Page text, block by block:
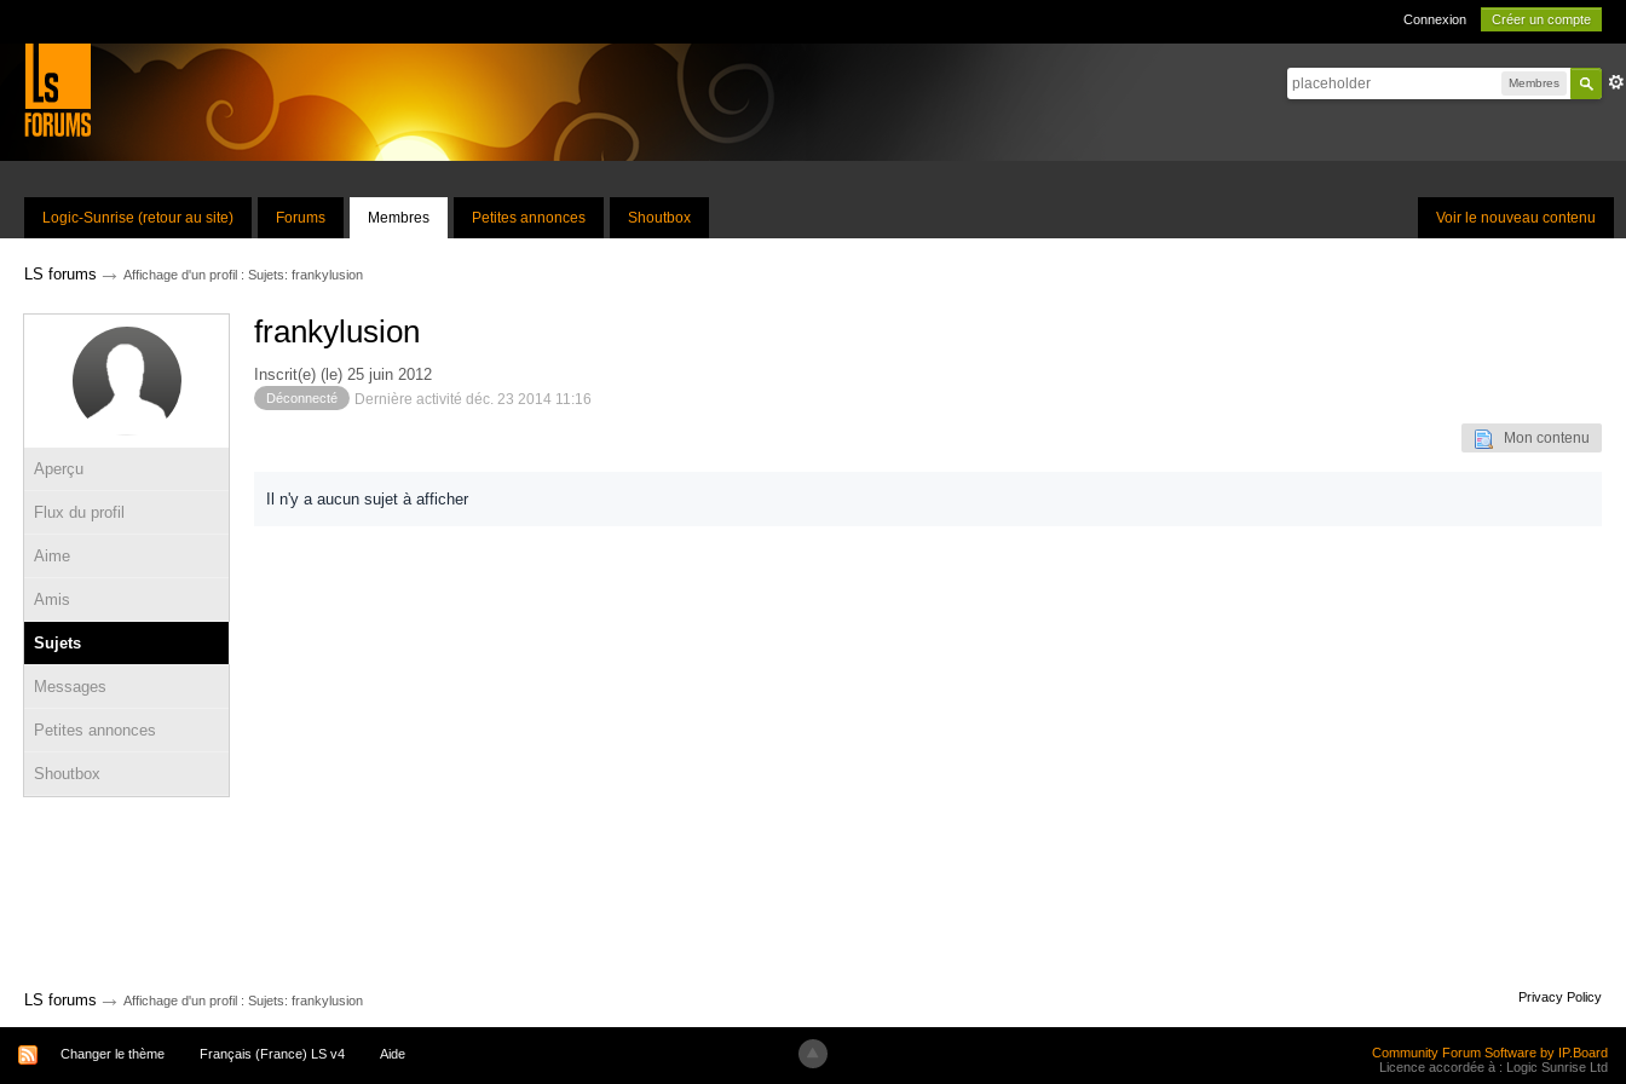
Connexion Créer un compte
Membres
Voir le nouveau contenu
Logic-Sunrise (retour au site) Forums Membres Petites annonces Shoutbox
LS forums → Affichage d'un profil : Sujets: frankylusion
Aperçu
Flux du profil
Aime
Amis
Sujets
Messages
Petites annonces
Shoutbox
frankylusion
Inscrit(e) (le) 25 juin 2012
Déconnecté Dernière activité déc. 23 2014 11:16
Mon contenu
Il n'y a aucun sujet à afficher
LS forums → Affichage d'un profil : Sujets: frankylusion Privacy Policy
Changer le thème Français (France) LS v4 Aide
Community Forum Software by IP.Board
Licence accordée à : Logic Sunrise Ltd